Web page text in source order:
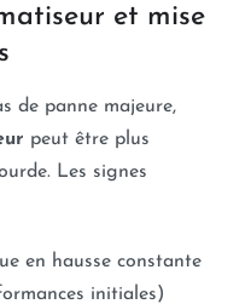
et mise
de panne majeure,
peut être plus
Les signes
en hausse constante
initiales)